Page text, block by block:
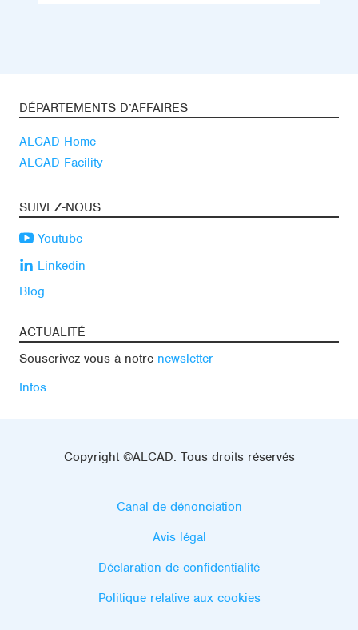
DÉPARTEMENTS D’AFFAIRES
ALCAD Home
ALCAD Facility
SUIVEZ-NOUS
Youtube
Linkedin
Blog
ACTUALITÉ
Souscrivez-vous à notre newsletter
Infos
Copyright ©ALCAD. Tous droits réservés
Canal de dénonciation
Avis légal
Déclaration de confidentialité
Politique relative aux cookies